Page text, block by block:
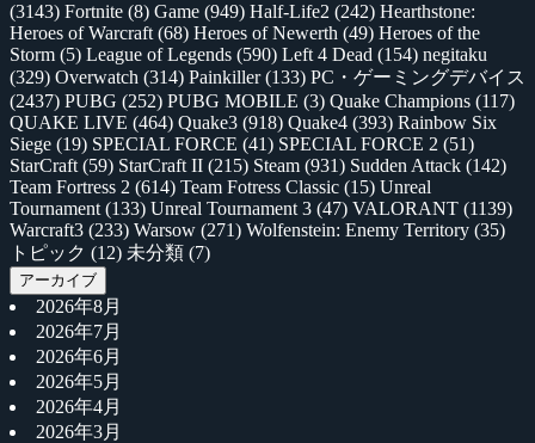
(3143) Fortnite (8) Game (949) Half-Life2 (242) Hearthstone:
Heroes of Warcraft (68) Heroes of Newerth (49) Heroes of the
Storm (5) League of Legends (590) Left 4 Dead (154) negitaku
(329) Overwatch (314) Painkiller(133) PC・ゲーミングデバイス
(2437) PUBG (252) PUBG MOBILE (3) Quake Champions (117)
QUAKE LIVE (464) Quake3 (918) Quake4 (393) Rainbow Six
Siege (19) SPECIAL FORCE (41) SPECIAL FORCE 2 (51)
StarCraft (59) StarCraft II (215) Steam (931) Sudden Attack (142)
Team Fortress 2 (614) Team Fotress Classic (15) Unreal
Tournament (133) Unreal Tournament 3 (47) VALORANT (1139)
Warcraft3 (233) Warsow (271) Wolfenstein: Enemy Territory (35)
トピック (12) 未分類 (7)
アーカイブ
2026年8月
2026年7月
2026年6月
2026年5月
2026年4月
2026年3月